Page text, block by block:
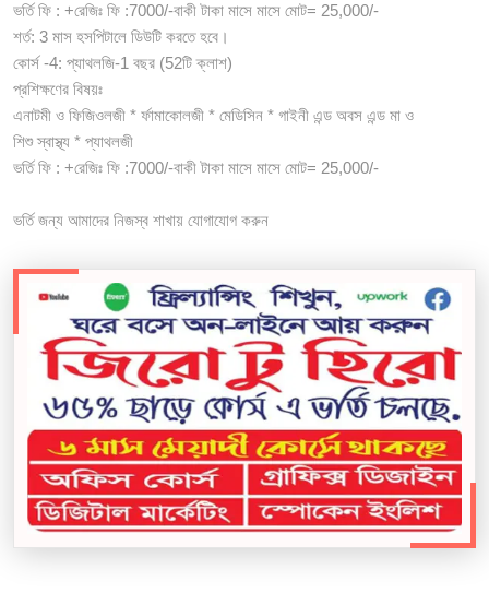
ভর্তি ফি : +রেজিঃ ফি :7000/-বাকী টাকা মাসে মাসে মোট= 25,000/-
শর্ত: 3 মাস হসপিটালে ডিউটি করতে হবে।
কোর্স -4: প্যাথলজি-1 বছর (52টি ক্লাশ)
প্রশিক্ষণের বিষয়ঃ
এনাটমী ও ফিজিওলজী * র্ফামাকোলজী * মেডিসিন * গাইনী এন্ড অবস এন্ড মা ও
শিশু স্বাস্থ্য * প্যাথলজী
ভর্তি ফি : +রেজিঃ ফি :7000/-বাকী টাকা মাসে মাসে মোট= 25,000/-
ভর্তি জন্য আমাদের নিজস্ব শাখায় যোগাযোগ করুন